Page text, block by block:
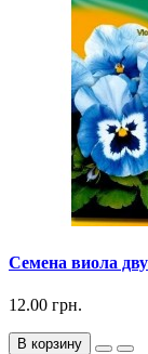
Семена виола
12.00 грн.
В корзину